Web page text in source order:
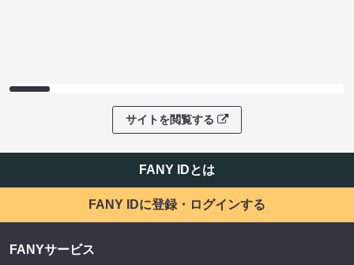
サイトを閲覧する
FANY IDとは
FANY IDに登録・ログインする
FANYサービス